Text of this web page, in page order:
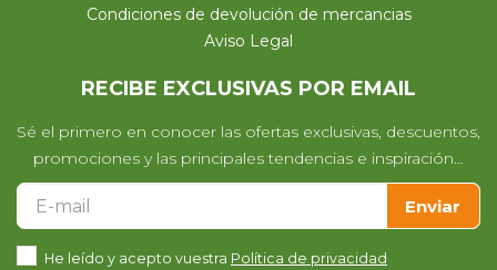
Condiciones de devolución de mercancias
Aviso Legal
RECIBE EXCLUSIVAS POR EMAIL
Sé el primero en conocer las ofertas exclusivas, descuentos,
promociones y las principales tendencias e inspiración…
Enviar
He leído y acepto vuestra Política de privacidad